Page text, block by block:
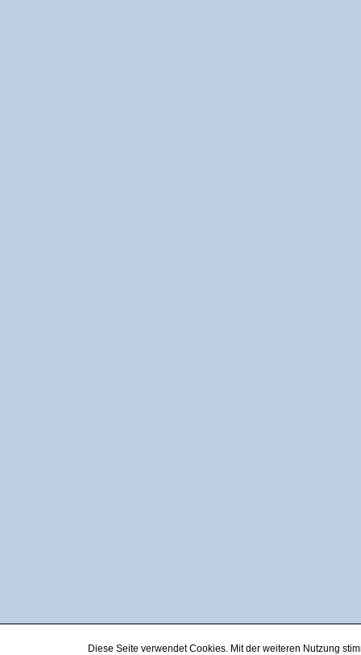
Diese Seite verwendet Cookies. Mit der weiteren Nutzung